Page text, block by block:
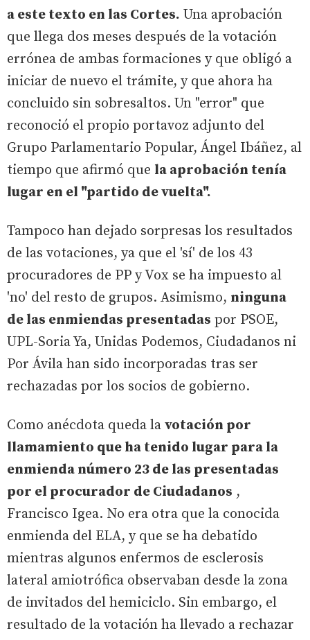
a este texto en las Cortes. Una aprobación
que llega dos meses después de la votación
errónea de ambas formaciones y que obligó a
iniciar de nuevo el trámite, y que ahora ha
concluido sin sobresaltos. Un "error" que
reconoció el propio portavoz adjunto del
Grupo Parlamentario Popular, Ángel Ibáñez, al
tiempo que afirmó que la aprobación tenía
lugar en el "partido de vuelta".
Tampoco han dejado sorpresas los resultados
de las votaciones, ya que el 'sí' de los 43
procuradores de PP y Vox se ha impuesto al
'no' del resto de grupos. Asimismo, ninguna
de las enmiendas presentadas por PSOE,
UPL-Soria Ya, Unidas Podemos, Ciudadanos ni
Por Ávila han sido incorporadas tras ser
rechazadas por los socios de gobierno.
Como anécdota queda la votación por
llamamiento que ha tenido lugar para la
enmienda número 23 de las presentadas
por el procurador de Ciudadanos ,
Francisco Igea. No era otra que la conocida
enmienda del ELA, y que se ha debatido
mientras algunos enfermos de esclerosis
lateral amiotrófica observaban desde la zona
de invitados del hemiciclo. Sin embargo, el
resultado de la votación ha llevado a rechazar